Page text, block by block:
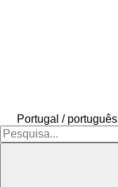
Portugal / português